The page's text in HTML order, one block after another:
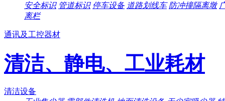
安全标识 管道标识 停车设备 道路划线车 防冲撞隔离墩
离栏
通讯及工控器材
清洁、静电、工业耗材
清洁设备